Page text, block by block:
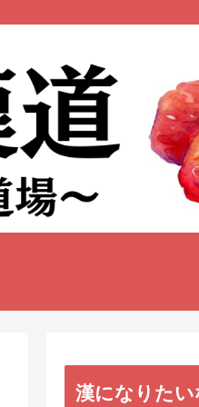
漢になりた